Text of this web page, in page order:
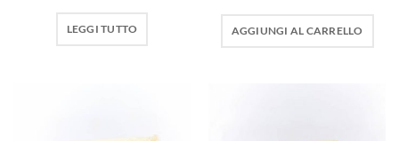
LEGGI TUTTO AGGIUNGI AL CARRELLO